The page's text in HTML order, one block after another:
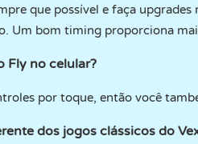
que possível e faça upgrades
Um bom timing proporciona
Fly no celular?
por toque, então você
dos jogos clássicos do